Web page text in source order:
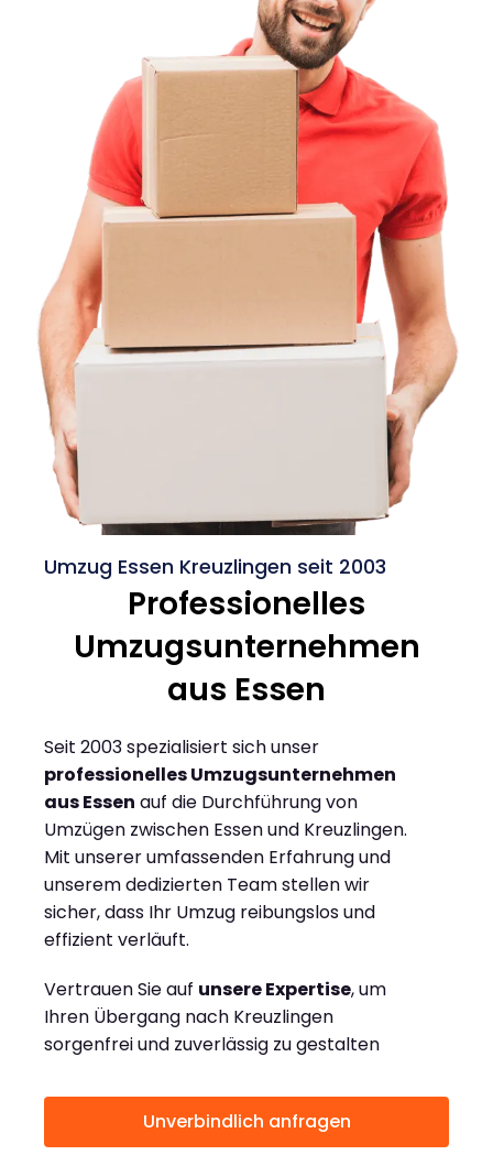
Umzug Essen Kreuzlingen seit 2003
Professionelles
Umzugsunternehmen
aus Essen
Seit 2003 spezialisiert sich unser
professionelles Umzugsunternehmen
aus Essen auf die Durchführung von
Umzügen zwischen Essen und Kreuzlingen.
Mit unserer umfassenden Erfahrung und
unserem dedizierten Team stellen wir
sicher, dass Ihr Umzug reibungslos und
effizient verläuft.
Vertrauen Sie auf unsere Expertise, um
Ihren Übergang nach Kreuzlingen
sorgenfrei und zuverlässig zu gestalten
Unverbindlich anfragen